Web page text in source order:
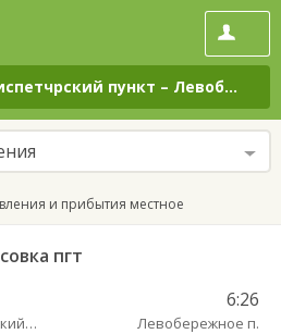
пункт – Левобережное п.
и прибытия местное
пгт
Славск Кассово-диспетчрский пункт
6:26
Левобережное п.